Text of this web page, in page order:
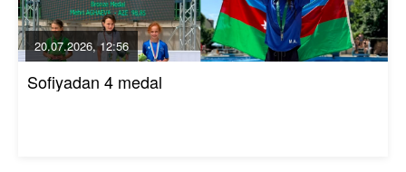
20.07.2026, 12:56
Sofiyadan 4 medal